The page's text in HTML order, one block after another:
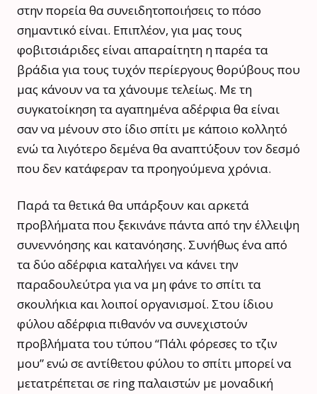
στην πορεία θα συνειδητοποιήσεις το πόσο
σημαντικό είναι. Επιπλέον, για μας τους
φοβιτσιάριδες είναι απαραίτητη η παρέα τα
βράδια για τους τυχόν περίεργους θορύβους που
μας κάνουν να τα χάνουμε τελείως. Με τη
συγκατοίκηση τα αγαπημένα αδέρφια θα είναι
σαν να μένουν στο ίδιο σπίτι με κάποιο κολλητό
ενώ τα λιγότερο δεμένα θα αναπτύξουν τον δεσμό
που δεν κατάφεραν τα προηγούμενα χρόνια.
Παρά τα θετικά θα υπάρξουν και αρκετά
προβλήματα που ξεκινάνε πάντα από την έλλειψη
συνεννόησης και κατανόησης. Συνήθως ένα από
τα δύο αδέρφια καταλήγει να κάνει την
παραδουλεύτρα για να μη φάνε το σπίτι τα
σκουλήκια και λοιποί οργανισμοί. Στου ίδιου
φύλου αδέρφια πιθανόν να συνεχιστούν
προβλήματα του τύπου “Πάλι φόρεσες το τζιν
μου” ενώ σε αντίθετου φύλου το σπίτι μπορεί να
μετατρέπεται σε ring παλαιστών με μοναδική